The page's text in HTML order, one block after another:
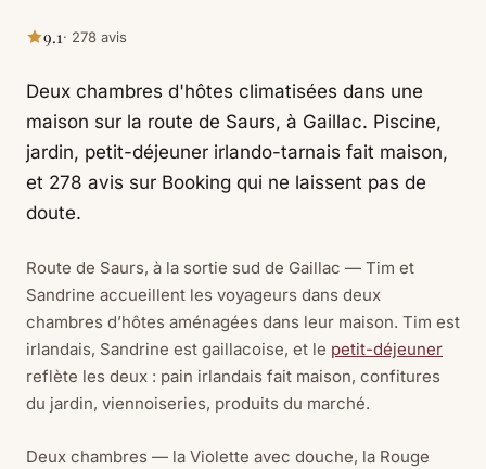
9.1· 278 avis
Deux chambres d'hôtes climatisées dans une
maison sur la route de Saurs, à Gaillac. Piscine,
jardin, petit-déjeuner irlando-tarnais fait maison,
et 278 avis sur Booking qui ne laissent pas de
doute.
Route de Saurs, à la sortie sud de Gaillac — Tim et
Sandrine accueillent les voyageurs dans deux
chambres d’hôtes aménagées dans leur maison. Tim est
irlandais, Sandrine est gaillacoise, et le petit-déjeuner
reflète les deux : pain irlandais fait maison, confitures
du jardin, viennoiseries, produits du marché.
Deux chambres — la Violette avec douche, la Rouge